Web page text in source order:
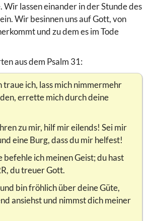
Wir lassen einander in der Stunde des
Wir besinnen uns auf Gott, von
und zu dem es im Tode
aus dem Psalm 31:
traue ich, lass mich nimmermehr
errette mich durch deine
zu mir, hilf mir eilends! Sei mir
eine Burg, dass du mir helfest!
befehle ich meinen Geist; du hast
du treuer Gott.
bin fröhlich über deine Güte,
ansiehst und nimmst dich meiner